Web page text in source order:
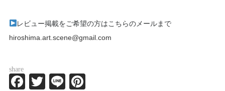
レビュー掲載をご希望の方はこちらのメールまで
hiroshima.art.scene@gmail.com
share
Facebook
Twitter
Line